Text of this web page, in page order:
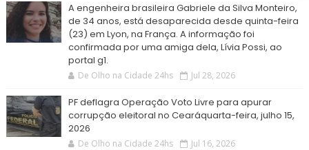
A engenheira brasileira Gabriele da Silva Monteiro,
de 34 anos, está desaparecida desde quinta-feira
(23) em Lyon, na França. A informação foi
confirmada por uma amiga dela, Lívia Possi, ao
portal g1.
De Olho na Cidade 24hs Jul 28, 2026
PF deflagra Operação Voto Livre para apurar
corrupção eleitoral no Cearáquarta-feira, julho 15,
2026
De Olho na Cidade 24hs Jul 16, 2026